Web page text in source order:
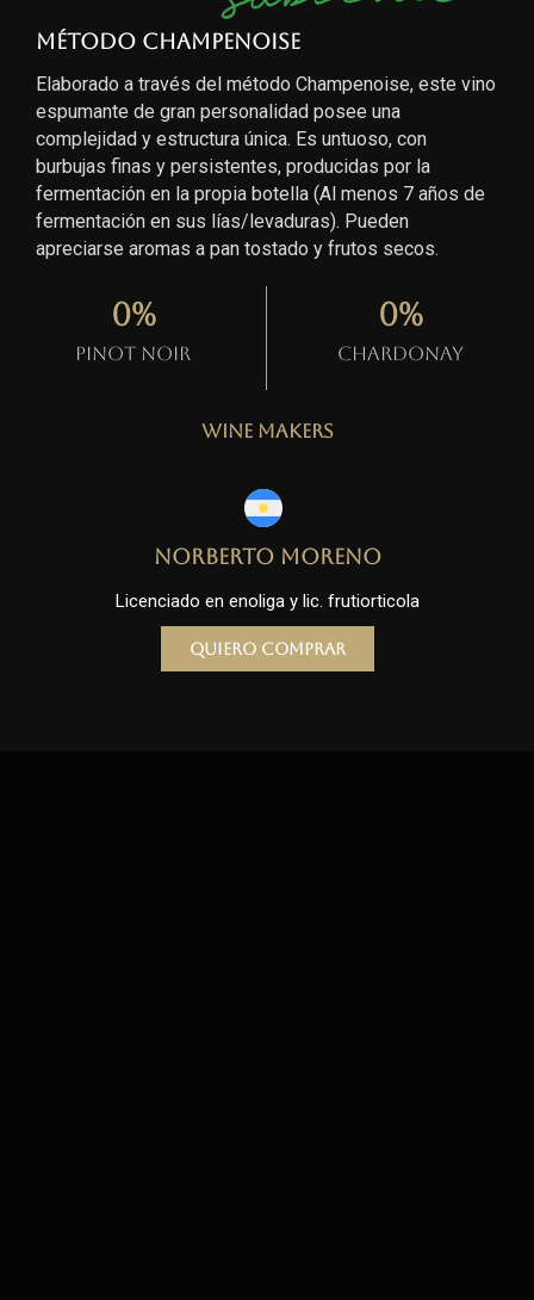
Método Champenoise
Elaborado a través del método Champenoise, este vino
espumante de gran personalidad posee una
complejidad y estructura única. Es untuoso, con
burbujas finas y persistentes, producidas por la
fermentación en la propia botella (Al menos 7 años de
fermentación en sus lías/levaduras). Pueden
apreciarse aromas a pan tostado y frutos secos.
Pinot Noir
0%
Chardonay
0%
Wine Makers
Norberto Moreno
Licenciado en enoliga y lic. frutiorticola
Quiero comprar